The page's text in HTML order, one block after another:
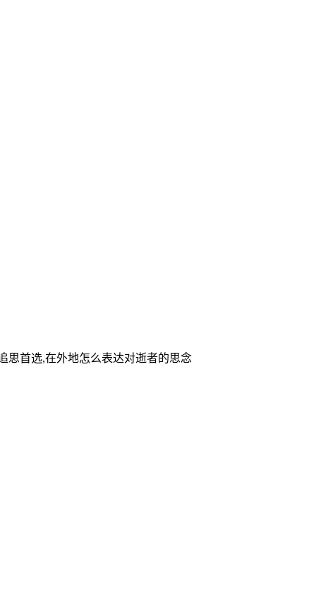
思首选,在外地怎么表达对逝者的思念